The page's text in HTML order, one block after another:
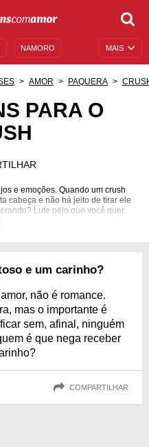
MAIS
NAMORO
DE ANIVERSÁRIO
AMOR PAQUERA
PARA O
e emoções. Quando um crush
cabeça e não há jeito de tirar ele
Lute pelo que você quer.
e conquiste essa paixão!
e um carinho?
não é romance.
mas o importante é
sem, afinal, ninguém
é que nega receber
COMPARTILHAR